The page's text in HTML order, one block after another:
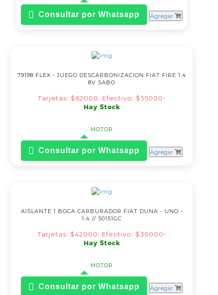
Consultar por Whatsapp Agregar
79198 FLEX - JUEGO DESCARBONIZACION FIAT FIRE 1.4
8V SABO
Tarjetas: $62000; Efectivo: $55000-
Hay Stock
MOTOR
Consultar por Whatsapp Agregar
AISLANTE 1 BOCA CARBURADOR FIAT DUNA - UNO -
1.4 // 50151GC
Tarjetas: $42000; Efectivo: $36000-
Hay Stock
MOTOR
Consultar por Whatsapp Agregar